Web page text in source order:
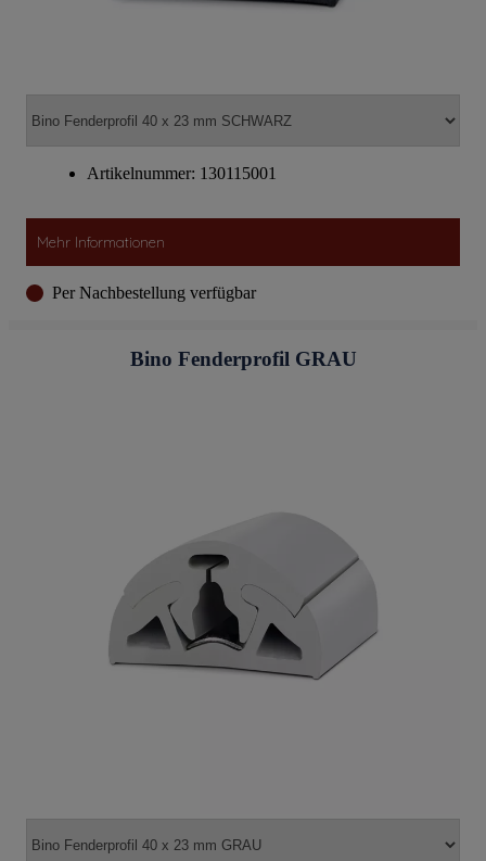
Artikelnummer: 130115001
Mehr Informationen
Per Nachbestellung verfügbar
Bino Fenderprofil GRAU